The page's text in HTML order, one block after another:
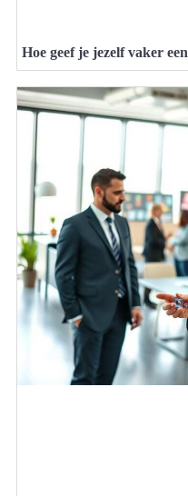
Hoe geef je jezelf vaker